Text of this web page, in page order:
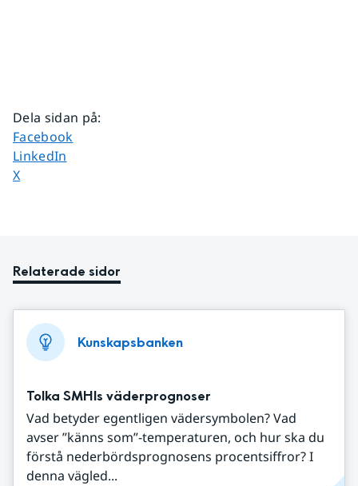
Dela sidan på:
Dela sidan på
Facebook
Dela sidan på
LinkedIn
Dela sidan på
X
Relaterade sidor
Kunskapsbanken
Tolka SMHIs väderprognoser
Vad betyder egentligen vädersymbolen? Vad
avser ”känns som”-temperaturen, och hur ska du
förstå nederbördsprognosens procentsiffror? I
denna vägled...